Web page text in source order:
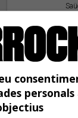
personals